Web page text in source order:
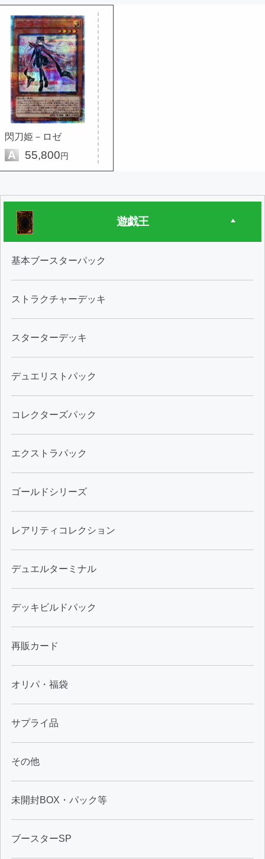
閃刀姫－ロゼ
A 55,800円
遊戯王
基本ブースターパック
ストラクチャーデッキ
スターターデッキ
デュエリストパック
コレクターズパック
エクストラパック
ゴールドシリーズ
レアリティコレクション
デュエルターミナル
デッキビルドパック
再販カード
オリパ・福袋
サプライ品
その他
未開封BOX・パック等
ブースターSP